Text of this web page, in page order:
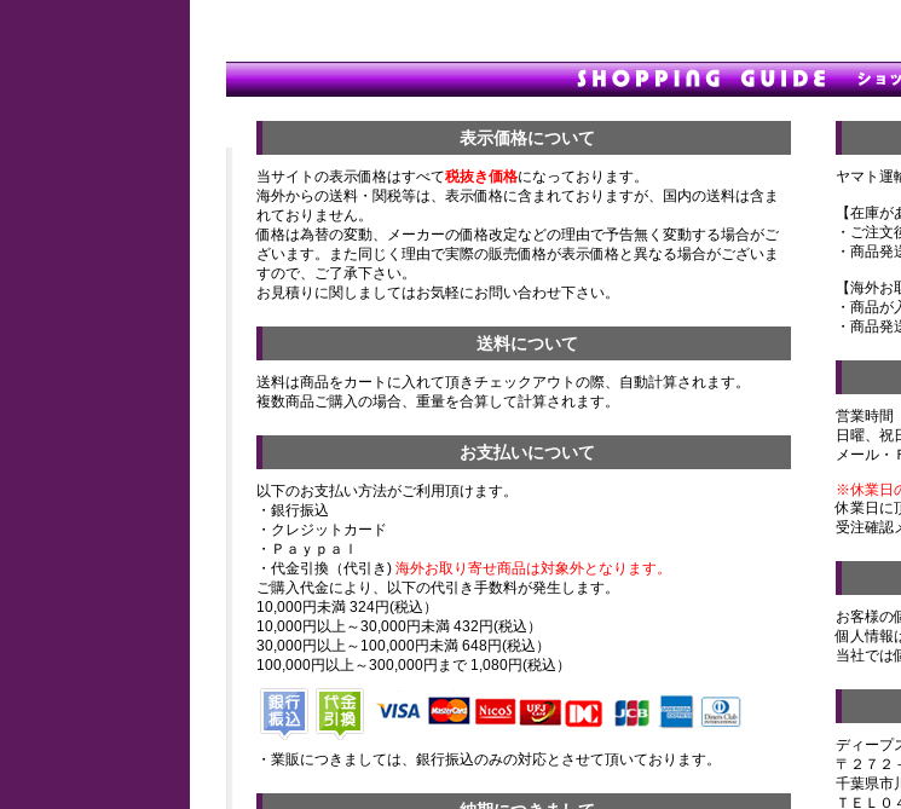
表示価格について
当サイトの表示価格はすべて税抜き価格になっております。
海外からの送料・関税等は、表示価格に含まれておりますが、国内の送料は含ま
れておりません。
価格は為替の変動、メーカーの価格改定などの理由で予告無く変動する場合がご
ざいます。また同じく理由で実際の販売価格が表示価格と異なる場合がございま
すので、ご了承下さい。
お見積りに関しましてはお気軽にお問い合わせ下さい。
送料について
送料は商品をカートに入れて頂きチェックアウトの際、自動計算されます。
複数商品ご購入の場合、重量を合算して計算されます。
お支払いについて
以下のお支払い方法がご利用頂けます。
・銀行振込
・クレジットカード
・Ｐａｙｐａｌ
・代金引換（代引き) 海外お取り寄せ商品は対象外となります。
ご購入代金により、以下の代引き手数料が発生します。
10,000円未満 324円(税込）
10,000円以上～30,000円未満 432円(税込）
30,000円以上～100,000円未満 648円(税込）
100,000円以上～300,000円まで 1,080円(税込）
・業販につきましては、銀行振込のみの対応とさせて頂いております。
ヤマト
【在庫が
・ご注
・商品
【海外お
・商品
・商品
営業時間
日曜、祝
メール・
※休業日
休業日に
受注確認
お客様の
個人情報
当社では
ディープ
〒２７２
千葉県市
ＴＥＬ０